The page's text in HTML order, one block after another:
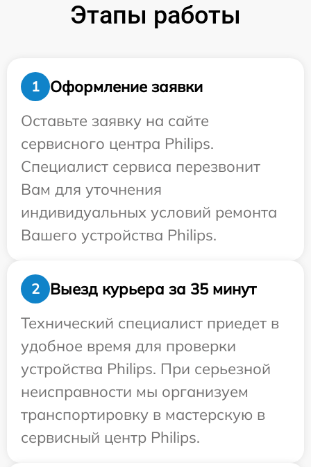
Этапы работы
1
Оформление заявки
Оставьте заявку на сайте
сервисного центра Philips.
Специалист сервиса перезвонит
Вам для уточнения
индивидуальных условий ремонта
Вашего устройства Philips.
2
Выезд курьера за 35 минут
Технический специалист приедет в
удобное время для проверки
устройства Philips. При серьезной
неисправности мы организуем
транспортировку в мастерскую в
сервисный центр Philips.